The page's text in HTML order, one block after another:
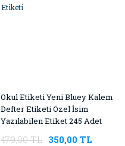
Okul Etiketi Yeni Bluey Kalem
Defter Etiketi Özel İsim
Yazılabilen Etiket 245 Adet
479,00 TL 350,00 TL